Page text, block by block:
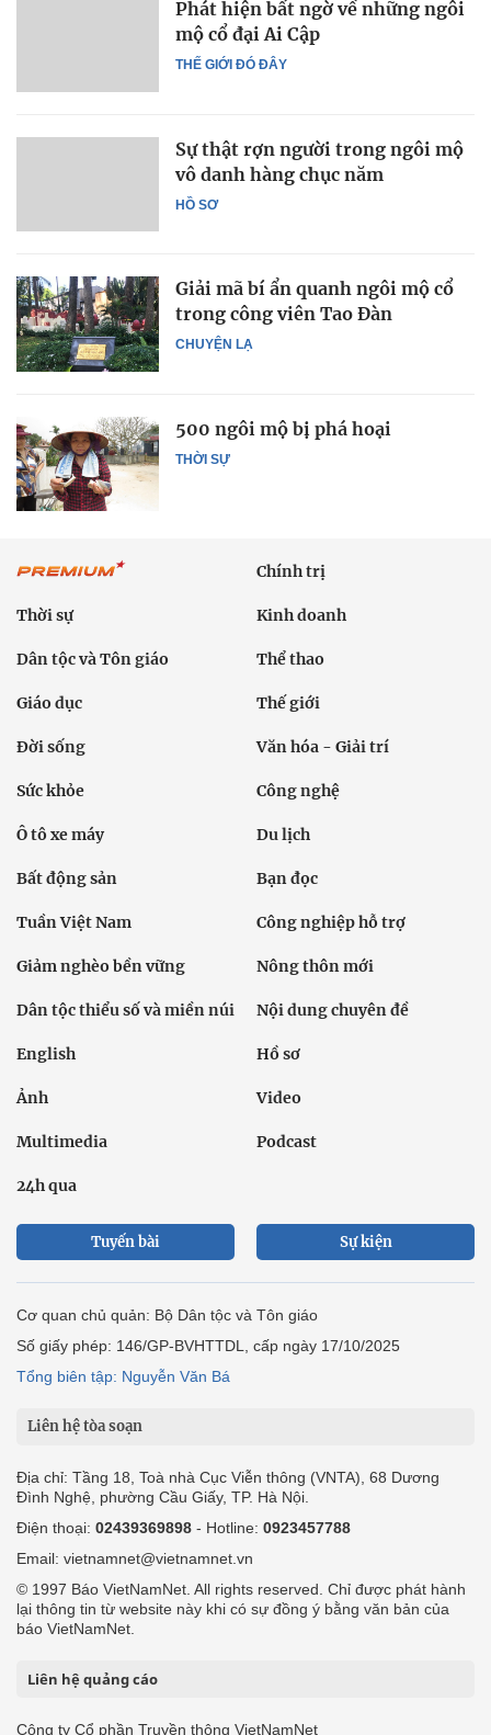
THẾ GIỚI ĐÓ ĐÂY
Phát hiện bất ngờ về những ngôi
mộ cổ đại Ai Cập
HỒ SƠ
Sự thật rợn người trong ngôi mộ
vô danh hàng chục năm
CHUYỆN LẠ
Giải mã bí ẩn quanh ngôi mộ cổ
trong công viên Tao Đàn
THỜI SỰ
500 ngôi mộ bị phá hoại
Chính trị
Thời sự Kinh doanh
Dân tộc và Tôn giáo Thể thao
Giáo dục Thế giới
Đời sống Văn hóa - Giải trí
Sức khỏe Công nghệ
Ô tô xe máy Du lịch
Bất động sản Bạn đọc
Tuần Việt Nam Công nghiệp hỗ trợ
Giảm nghèo bền vững Nông thôn mới
Dân tộc thiểu số và miền núi Nội dung chuyên đề
English Hồ sơ
Ảnh Video
Multimedia Podcast
24h qua
Tuyến bài Sự kiện
Cơ quan chủ quản: Bộ Dân tộc và Tôn giáo
Số giấy phép: 146/GP-BVHTTDL, cấp ngày 17/10/2025
Tổng biên tập: Nguyễn Văn Bá
Liên hệ tòa soạn
Địa chỉ: Tầng 18, Toà nhà Cục Viễn thông (VNTA), 68 Dương
Đình Nghệ, phường Cầu Giấy, TP. Hà Nội.
Điện thoại: 02439369898 - Hotline: 0923457788
Email: vietnamnet@vietnamnet.vn
© 1997 Báo VietNamNet. All rights reserved. Chỉ được phát hành
lại thông tin từ website này khi có sự đồng ý bằng văn bản của
báo VietNamNet.
Liên hệ quảng cáo
Công ty Cổ phần Truyền thông VietNamNet